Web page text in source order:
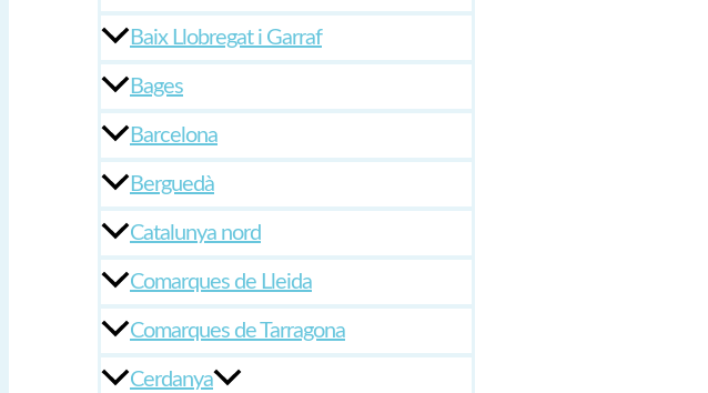
Baix Llobregat i Garraf
Bages
Barcelona
Berguedà
Catalunya nord
Comarques de Lleida
Comarques de Tarragona
Cerdanya